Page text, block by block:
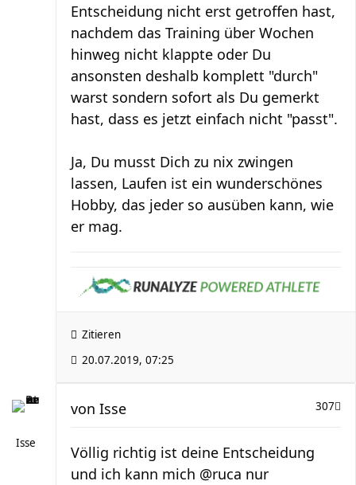
Entscheidung nicht erst getroffen hast,
nachdem das Training über Wochen
hinweg nicht klappte oder Du
ansonsten deshalb komplett "durch"
warst sondern sofort als Du gemerkt
hast, dass es jetzt einfach nicht "passt".
Ja, Du musst Dich zu nix zwingen
lassen, Laufen ist ein wunderschönes
Hobby, das jeder so ausüben kann, wie
er mag.
Zitieren
20.07.2019, 07:25
Isse
307
von Isse
Völlig richtig ist deine Entscheidung
und ich kann mich @ruca nur